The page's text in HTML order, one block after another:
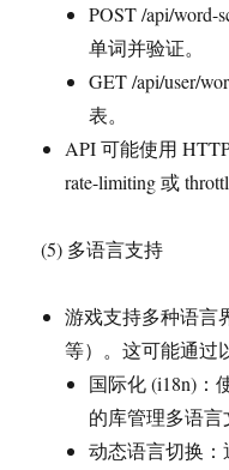
POST /api/word-
单词并验证。
GET /api/user/
表。
API 可能使用
rate-limiting 或
(5) 多语言支持
游戏支持多种语言
等）。这可能通过
国际化 (i18n)：
的库管理多语言
动态语言切换